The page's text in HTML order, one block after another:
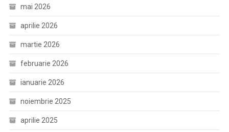
mai 2026
aprilie 2026
martie 2026
februarie 2026
ianuarie 2026
noiembrie 2025
aprilie 2025